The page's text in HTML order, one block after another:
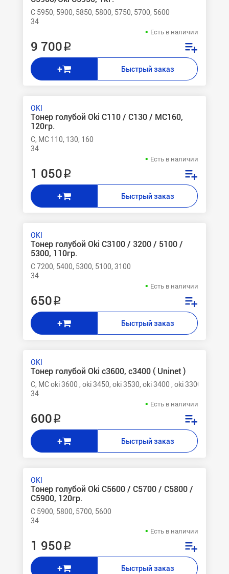
C 5950, 5900, 5850, 5800, 5750, 5700, 5600
34
Есть в наличии
9 700 ₽
+ Быстрый заказ
OKI
Тонер голубой Oki C110 / C130 / MC160,
120гр.
C, MC 110, 130, 160
34
Есть в наличии
1 050 ₽
+ Быстрый заказ
OKI
Тонер голубой Oki C3100 / 3200 / 5100 /
5300, 110гр.
C 7200, 5400, 5300, 5100, 3100
34
Есть в наличии
650 ₽
+ Быстрый заказ
OKI
Тонер голубой Oki c3600, c3400 ( Uninet )
C, MC oki 3600 , oki 3450, oki 3530, oki 3400 , oki 3300
34
Есть в наличии
600 ₽
+ Быстрый заказ
OKI
Тонер голубой Oki C5600 / C5700 / C5800 /
C5900, 120гр.
C 5900, 5800, 5700, 5600
34
Есть в наличии
1 950 ₽
+ Быстрый заказ